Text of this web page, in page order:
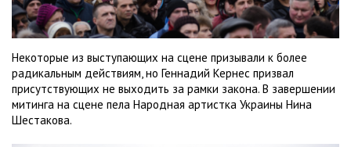
Некоторые из выступающих на сцене призывали к более
радикальным действиям, но Геннадий Кернес призвал
присутствующих не выходить за рамки закона. В завершении
митинга на сцене пела Народная артистка Украины Нина
Шестакова.